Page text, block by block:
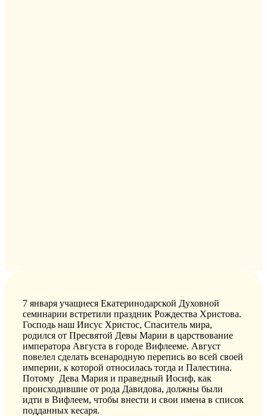
7 января учащиеся Екатеринодарской Духовной
семинарии встретили праздник Рождества Христова.
Господь наш Иисус Христос, Спаситель мира,
родился от Пресвятой Девы Марии в царствование
императора Августа в городе Вифлееме. Август
повелел сделать всенародную перепись во всей своей
империи, к которой относилась тогда и Палестина.
Потому Дева Мария и праведный Иосиф, как
происходившие от рода Давидова, должны были
идти в Вифлеем, чтобы внести и свои имена в список
подданных кесаря.